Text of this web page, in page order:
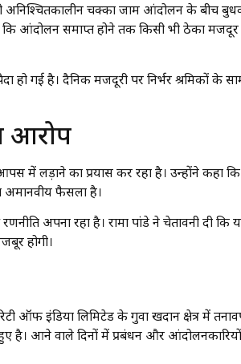
अनिश्चितकालीन चक्का जाम आंदोलन के बीच
आंदोलन समाप्त होने तक किसी भी ठेका
गई है। दैनिक मजदूरी पर निर्भर श्रमिकों के
आरोप
में लड़ाने का प्रयास कर रहा है। उन्होंने कहा कि
फैसला है।
अपना रहा है। रामा पांडे ने चेतावनी दी कि
होगी।
इंडिया लिमिटेड के गुवा खदान क्षेत्र में
है। आने वाले दिनों में प्रबंधन और